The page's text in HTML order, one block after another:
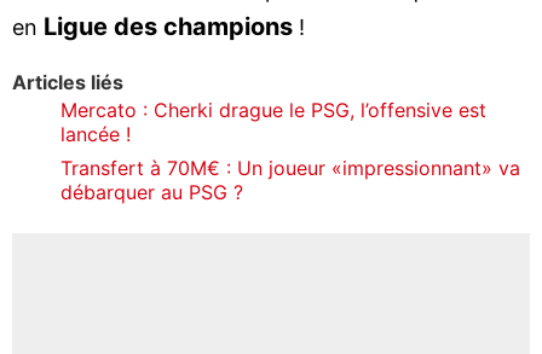
en Ligue des champions !
Articles liés
Mercato : Cherki drague le PSG, l’offensive est
lancée !
Transfert à 70M€ : Un joueur «impressionnant» va
débarquer au PSG ?